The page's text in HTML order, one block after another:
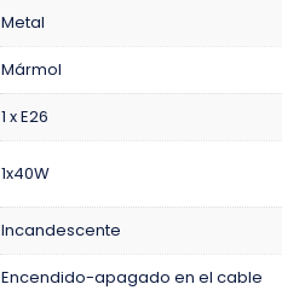
Metal
Mármol
1 x E26
1x40W
Incandescente
Encendido-apagado en el cable